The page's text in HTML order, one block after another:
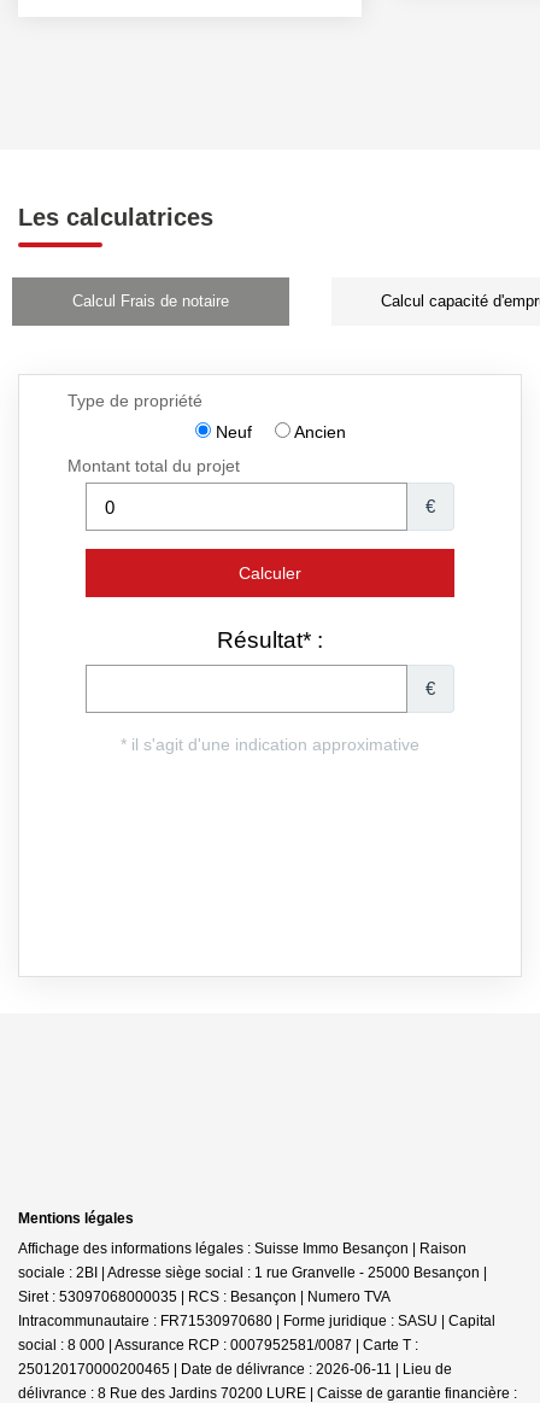
Les calculatrices
Calcul Frais de notaire Calcul capacité
Mentions légales
Affichage des informations légales : Suisse Immo Besançon | Raison
sociale : 2BI | Adresse siège social : 1 rue Granvelle - 25000 Besançon |
Siret : 53097068000035 | RCS : Besançon | Numero TVA
Intracommunautaire : FR71530970680 | Forme juridique : SASU | Capital
social : 8 000 | Assurance RCP : 0007952581/0087 | Carte T :
250120170000200465 | Date de délivrance : 2026-06-11 | Lieu de
délivrance : 8 Rue des Jardins 70200 LURE | Caisse de garantie financière :